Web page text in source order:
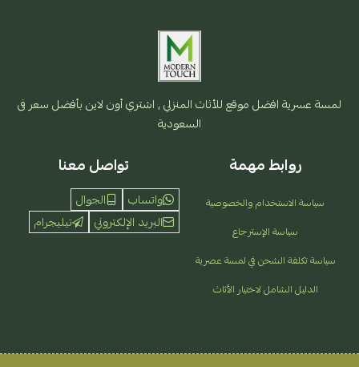
لمسة عسرية افضل موقع للأثاث المنزلي , اشتري أون لاين بأفضل سعر فى
السعودية
روابط مهمة
سياسة الاستخدام والخصوصية
سياسة الإسترجاع
سياسة تكلفة الشحن في لمسة عصرية
الدليل الشامل لاختيار الأثاث
تواصل معنا
واتساب
الجوال
البريد الإلكتروني
تيليجرام